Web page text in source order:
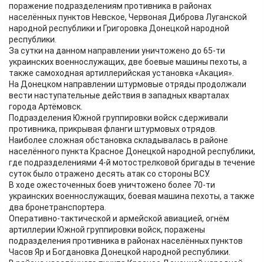
поражение подразделениям противника в районах
населённых пунктов Невское, Червоная Диброва Луганской
народной республики и Григоровка Донецкой народной
республики.
За сутки на данном направлении уничтожено до 65-ти
украинских военнослужащих, две боевые машины пехоты, а
также самоходная артиллерийская установка «Акация».
На Донецком направлении штурмовые отряды продолжали
вести наступательные действия в западных кварталах
города Артёмовск.
Подразделения Южной группировки войск сдерживали
противника, прикрывая фланги штурмовых отрядов.
Наиболее сложная обстановка складывалась в районе
населённого пункта Красное Донецкой народной республики,
где подразделениями 4-й мотострелковой бригады в течение
суток было отражено десять атак со стороны ВСУ.
В ходе ожесточенных боев уничтожено более 70-ти
украинских военнослужащих, боевая машина пехоты, а также
два бронетранспортера.
Оперативно-тактической и армейской авиацией, огнём
артиллерии Южной группировки войск, поражены
подразделения противника в районах населённых пунктов
Часов Яр и Богдановка Донецкой народной республики.